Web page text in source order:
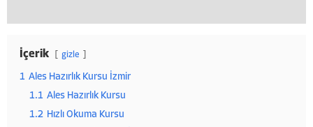
İçerik gizle
1 Ales Hazırlık Kursu İzmir
1.1 Ales Hazırlık Kursu
1.2 Hızlı Okuma Kursu